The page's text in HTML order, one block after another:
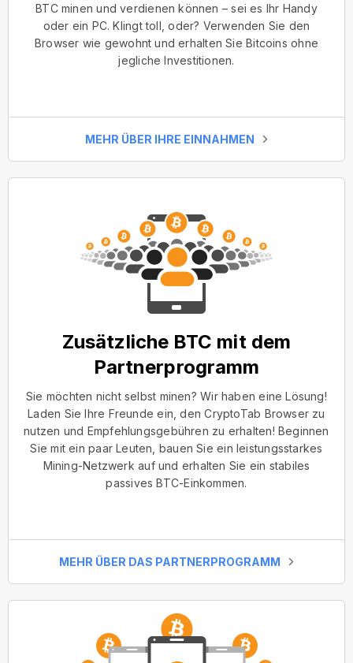
BTC minen und verdienen können – sei es Ihr Handy
oder ein PC. Klingt toll, oder? Verwenden Sie den
Browser wie gewohnt und erhalten Sie Bitcoins ohne
jegliche Investitionen.
MEHR ÜBER IHRE EINNAHMEN
Zusätzliche BTC mit dem
Partnerprogramm
Sie möchten nicht selbst minen? Wir haben eine Lösung!
Laden Sie Ihre Freunde ein, den CryptoTab Browser zu
nutzen und Empfehlungsgebühren zu erhalten! Beginnen
Sie mit ein paar Leuten, bauen Sie ein leistungsstarkes
Mining-Netzwerk auf und erhalten Sie ein stabiles
passives BTC-Einkommen.
MEHR ÜBER DAS PARTNERPROGRAMM